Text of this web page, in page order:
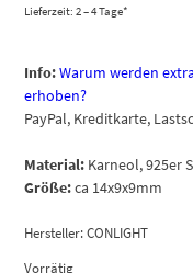
Lieferzeit: 2 – 4 Tage*
Info:Warum werden
erhoben?
PayPal, Kreditkarte,
Material: Karneol, 925er
Größe:ca 14x9x9mm
Hersteller:CONLIGHT
Vorrätig